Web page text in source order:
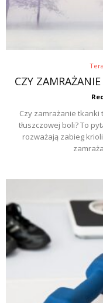
CZY
Czy zamrażanie tkanki
tłuszczowej boli? To
rozważają zabieg